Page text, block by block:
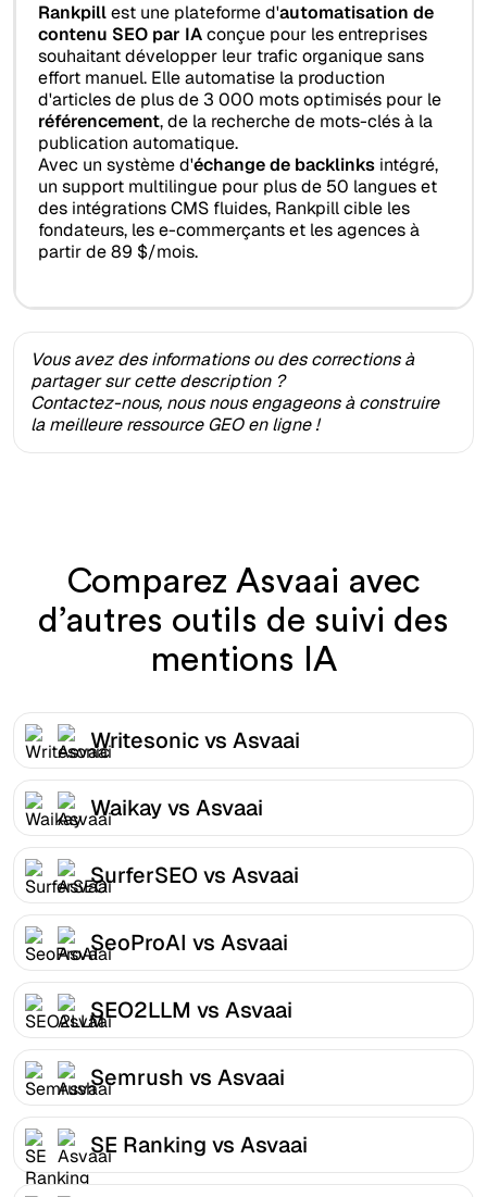
Rankpillest une plateforme d'automatisation de
contenu SEO par IAconçue pour les entreprises
souhaitant développer leur trafic organique sans
effort manuel. Elle automatise la production
d'articles de plus de 3 000 mots optimisés pour le
référencement, de la recherche de mots-clés à la
publication automatique.
Avec un système d'échange de backlinksintégré,
un support multilingue pour plus de 50 langues et
des intégrations CMS fluides, Rankpill cible les
fondateurs, les e-commerçants et les agences à
partir de 89 $/mois.
Vous avez des informations ou des corrections à
partager sur cette description ?
Contactez-nous, nous nous engageons à construire
la meilleure ressource GEO en ligne !
Comparez Asvaai avec
d’autres outils de suivi des
mentions IA
Writesonic vs Asvaai
Waikay vs Asvaai
SurferSEO vs Asvaai
SeoProAI vs Asvaai
SEO2LLM vs Asvaai
Semrush vs Asvaai
SE Ranking vs Asvaai